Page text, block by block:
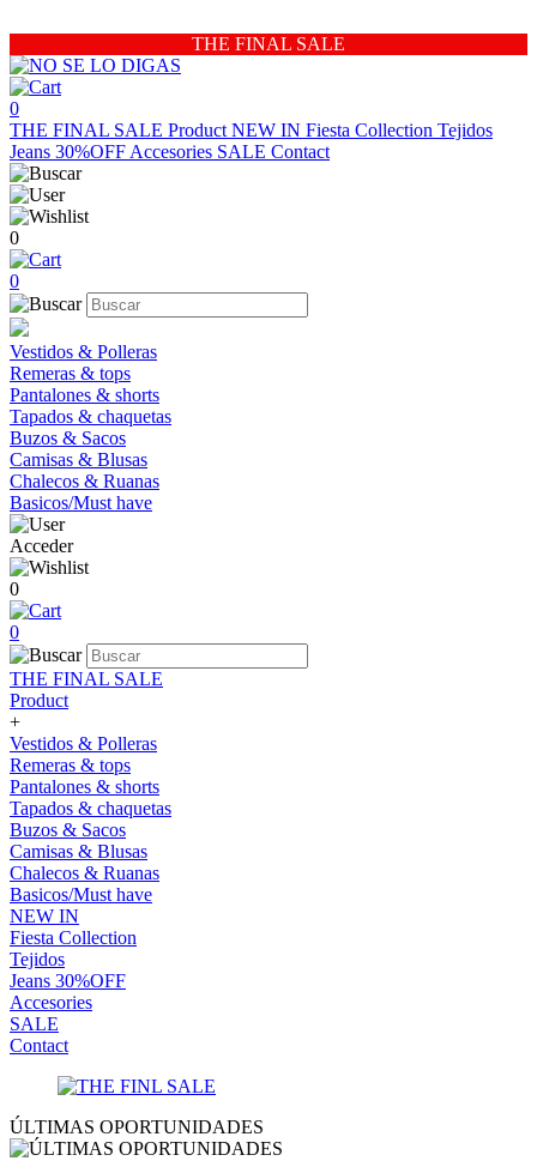
THE FINAL SALE
0
THE FINAL SALE Product NEW IN Fiesta Collection Tejidos
Jeans 30%OFF Accesories SALE Contact
0
0
Vestidos & Polleras
Remeras & tops
Pantalones & shorts
Tapados & chaquetas
Buzos & Sacos
Camisas & Blusas
Chalecos & Ruanas
Basicos/Must have
Acceder
0
0
THE FINAL SALE
Product
+
Vestidos & Polleras
Remeras & tops
Pantalones & shorts
Tapados & chaquetas
Buzos & Sacos
Camisas & Blusas
Chalecos & Ruanas
Basicos/Must have
NEW IN
Fiesta Collection
Tejidos
Jeans 30%OFF
Accesories
SALE
Contact
ÚLTIMAS OPORTUNIDADES